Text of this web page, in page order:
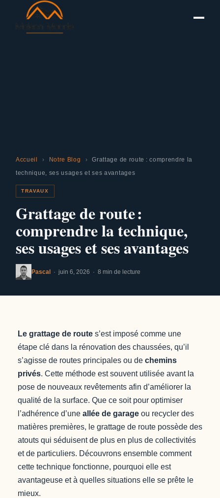
Accueil › Notre Blog › Grattage de route : comprendre la
technique, ses usages et ses avantages
TRAVAUX
Grattage de route :
comprendre la technique,
ses usages et ses avantages
Pascal · juin 6, 2026 · 8 min de lecture
Le grattage de route s’est imposé comme une
étape clé dans la rénovation des chaussées, qu’il
s’agisse de routes principales ou de chemins
privés. Cette méthode est souvent utilisée avant la
pose de nouveaux revêtements afin d’améliorer la
qualité de la surface. Que ce soit pour optimiser
l’adhérence d’une allée de garage ou recycler des
matières premières, le grattage de route possède des
atouts qui séduisent de plus en plus de collectivités
et de particuliers. Découvrons ensemble comment
cette technique fonctionne, pourquoi elle est
avantageuse et à quelles situations elle se prête le
mieux.